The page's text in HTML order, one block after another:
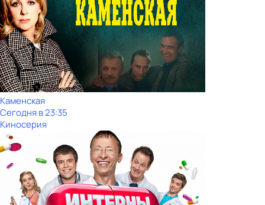
Каменская
Сегодня в 23:35
Киносерия